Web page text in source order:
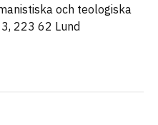
och teologiska
223 62 Lund